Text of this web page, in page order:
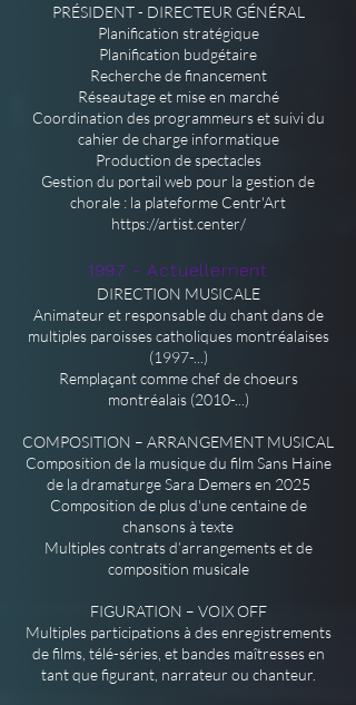
PRÉSIDENT - DIRECTEUR GÉNÉRAL
Planification stratégique
Planification budgétaire
Recherche de financement
Réseautage et mise en marché
Coordination des programmeurs et suivi du
cahier de charge informatique
Production de spectacles
Gestion du portail web pour la gestion de
chorale : la plateforme Centr'Art
https://artist.center/
1997 - Actuellement
DIRECTION MUSICALE
Animateur et responsable du chant dans de
multiples paroisses catholiques montréalaises
(1997-...)
Remplaçant comme chef de choeurs
montréalais (2010-...)
COMPOSITION – ARRANGEMENT MUSICAL
Composition de la musique du film Sans Haine
de la dramaturge Sara Demers en 2025
Composition de plus d'une centaine de
chansons à texte
Multiples contrats d’arrangements et de
composition musicale
FIGURATION – VOIX OFF
Multiples participations à des enregistrements
de films, télé-séries, et bandes maîtresses en
tant que figurant, narrateur ou chanteur.